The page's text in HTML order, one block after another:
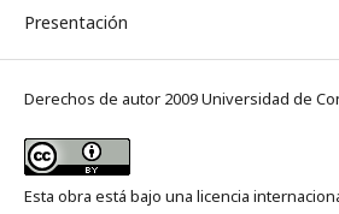
Presentación
Derechos de autor 2009 Universidad de
Esta obra está bajo una licencia